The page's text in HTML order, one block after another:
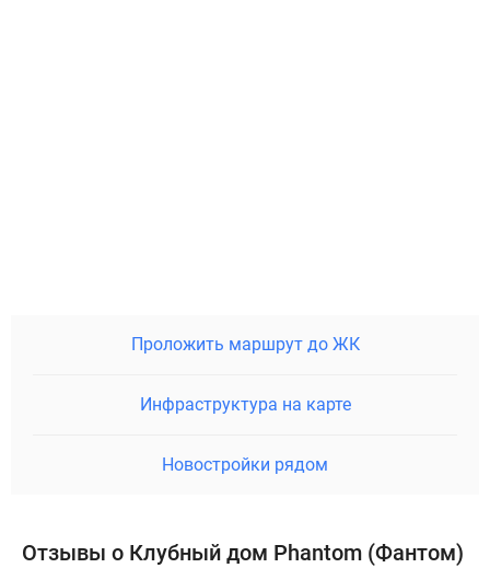
Проложить маршрут до ЖК
Инфраструктура на карте
Новостройки рядом
Отзывы о Клубный дом Phantom (Фантом)